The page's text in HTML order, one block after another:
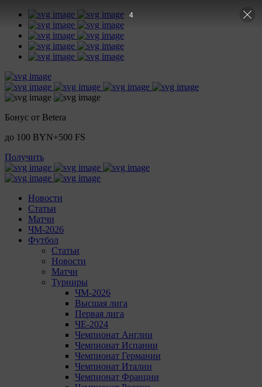
Бонус от Betera
до 100 BYN+500 FS
Получить
Новости
Статьи
Матчи
ЧМ-2026
Футбол
Статьи
Новости
Матчи
Турниры
ЧМ-2026
Высшая лига
Первая лига
ЧЕ-2024
Чемпионат Англии
Чемпионат Испании
Чемпионат Германии
Чемпионат Италии
Чемпионат Франции
3